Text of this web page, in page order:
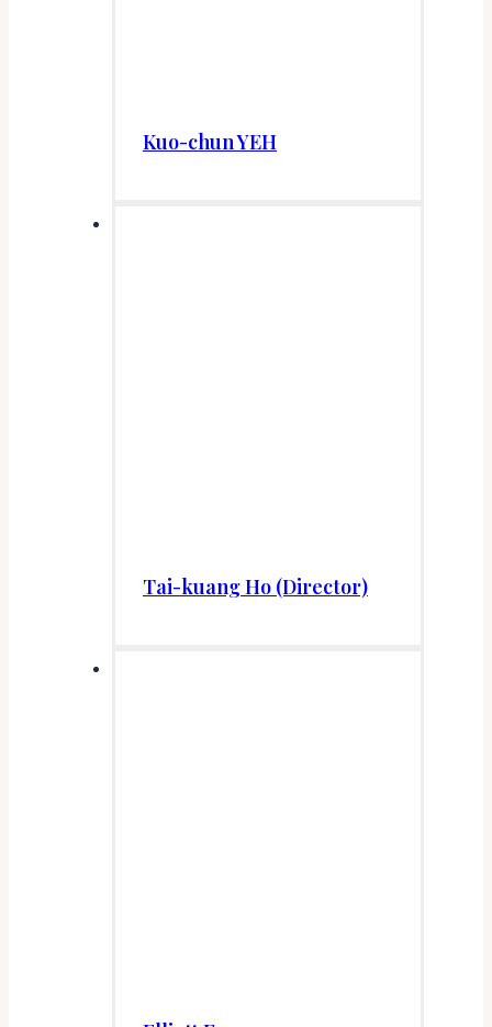
Kuo-chun YEH
Tai-kuang Ho (Director)